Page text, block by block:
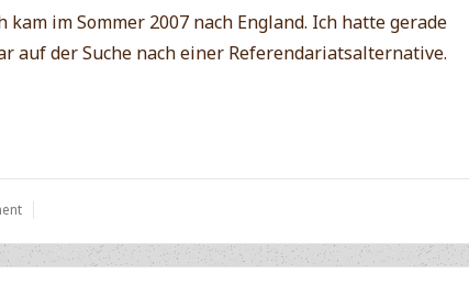
im Sommer 2007 nach England. Ich hatte gerade
auf der Suche nach einer Referendariatsalternative.